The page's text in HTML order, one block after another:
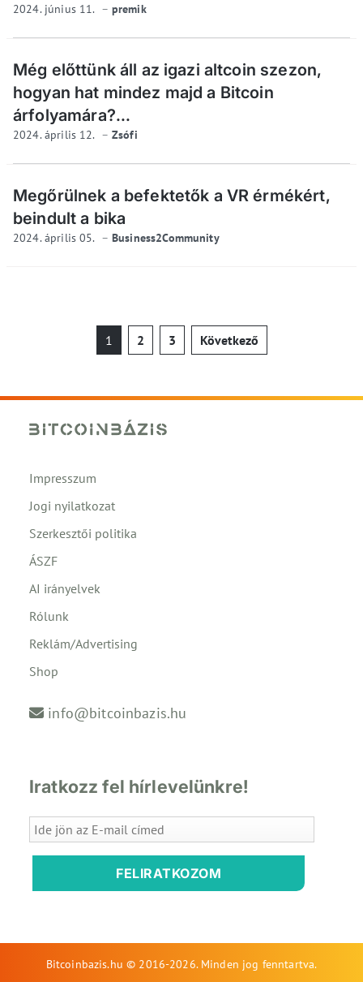
2024. június 11. premik
Még előttünk áll az igazi altcoin szezon,
hogyan hat mindez majd a Bitcoin
árfolyamára?...
2024. április 12. Zsófi
Megőrülnek a befektetők a VR érmékért,
beindult a bika
2024. április 05. Business2Community
Bejegyzések
lapozása
1 2 3 Következő
Impresszum
Jogi nyilatkozat
Szerkesztői politika
ÁSZF
AI irányelvek
Rólunk
Reklám/Advertising
Shop
info@bitcoinbazis.hu
Iratkozz fel hírlevelünkre!
FELIRATKOZOM
Bitcoinbazis.hu © 2016-2026. Minden jog fenntartva.